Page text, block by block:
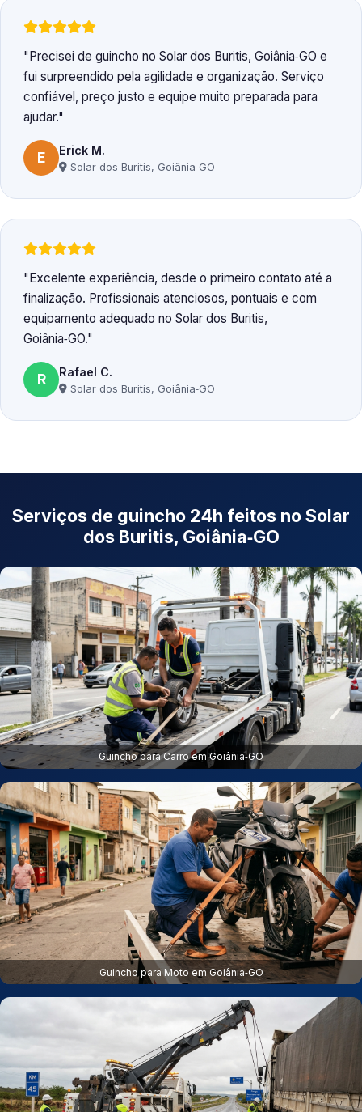
Precisei de guincho no Solar dos Buritis, Goiânia‑GO e
fui surpreendido pela agilidade e organização. Serviço
confiável, preço justo e equipe muito preparada para
ajudar.
E Erick M.
Solar dos Buritis, Goiânia‑GO
Excelente experiência, desde o primeiro contato até a
finalização. Profissionais atenciosos, pontuais e com
equipamento adequado no Solar dos Buritis,
Goiânia‑GO.
R Rafael C.
Solar dos Buritis, Goiânia‑GO
Serviços de guincho 24h feitos no Solar
dos Buritis, Goiânia‑GO
Guincho para Carro em Goiânia‑GO
Guincho para Moto em Goiânia‑GO